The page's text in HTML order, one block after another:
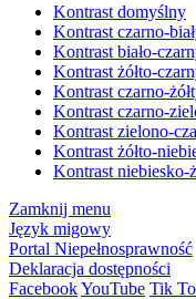
Kontrast domyślny
Kontrast czarno-
Kontrast biało-
Kontrast żółto-
Kontrast czarno-
Kontrast czarno-
Kontrast zielono-
Kontrast żółto-
Kontrast niebiesko-
Zamknij menu
Język migowy
Portal Niepełnosprawność
Deklaracja dostępności
FacebookYouTube Tik